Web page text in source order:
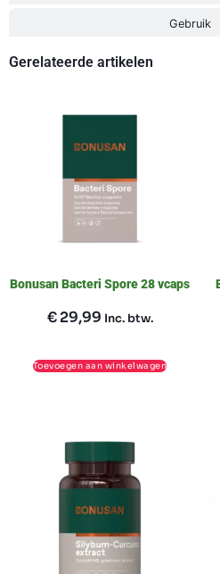
Gebruik
Gerelateerde artikelen
Bonusan Bacteri Spore 28 vcaps
€29,99 Inc. btw.
Toevoegen aan winkelwagen